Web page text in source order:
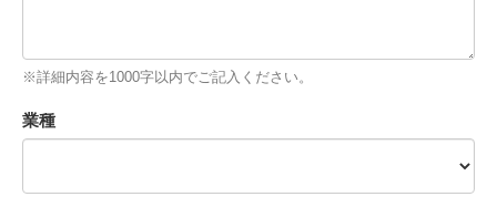
※詳細内容を1000字以内でご記入ください。
業種